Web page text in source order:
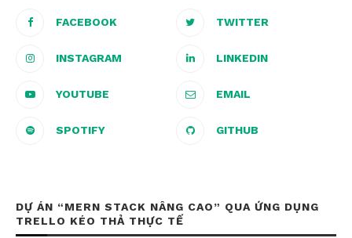
FACEBOOK TWITTER
INSTAGRAM LINKEDIN
YOUTUBE EMAIL
SPOTIFY GITHUB
DỰ ÁN “MERN STACK NÂNG CAO” QUA ỨNG DỤNG
TRELLO KÉO THẢ THỰC TẾ